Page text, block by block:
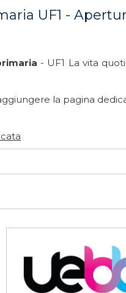
UF1 -
- UF1 La vita
la pagina